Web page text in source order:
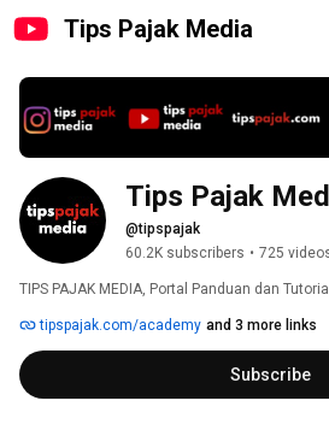
Tips Pajak Media
Tips Pajak
@tipspajak
60.2K subscribers • 725
TIPS PAJAK MEDIA, Portal Panduan dan
tipspajak.com/academy and 3 more links
Subscribe